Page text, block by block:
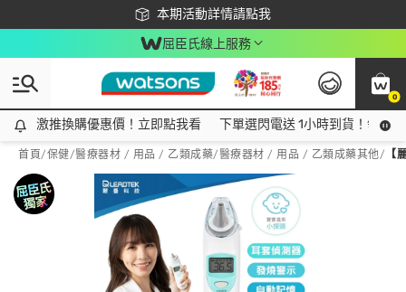
本期活動詳情請點我
下載app最高回饋$350
屈臣氏線上服務
0
激推換購優惠價！立即點我看
激推換購優惠價！立即點我看 下單選閃電送 1小時到貨！領神
首頁/保健/醫療器材 / 用品 / 乙類成藥/醫療器材 / 用品 / 乙類成藥其他/ 【